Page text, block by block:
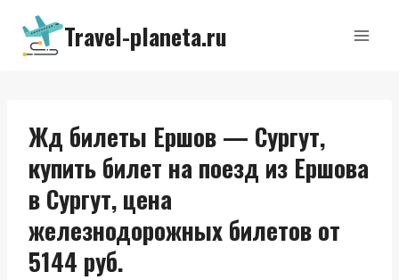
Перейти
содержимому
Travel-planeta.ru
Жд билеты Ершов — Сургут,
купить билет на поезд из Ершова
в Сургут, цена
железнодорожных билетов от
5144 руб.